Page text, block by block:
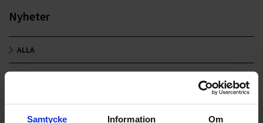
Samtycke Information Om
Nyheter
ALLA
LANDSKRONA